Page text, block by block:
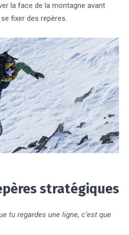
la face de la montagne avant
fixer des repères.
stratégiques
tu regardes une ligne, c’est que